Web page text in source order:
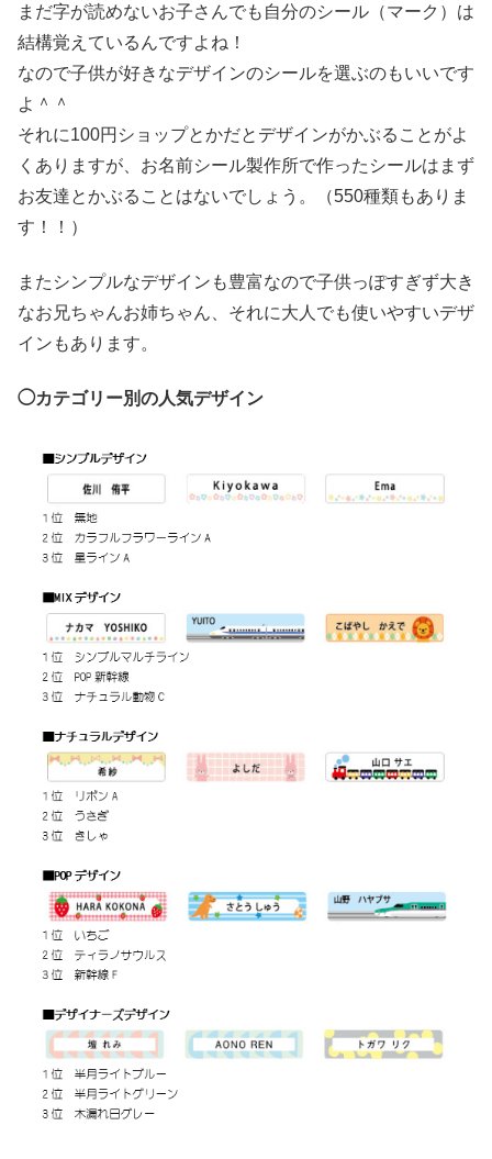
まだ字が読めないお子さんでも自分のシール（マーク）は
結構覚えているんですよね！
なので子供が好きなデザインのシールを選ぶのもいいです
よ＾＾
それに100円ショップとかだとデザインがかぶることがよ
くありますが、お名前シール製作所で作ったシールはまず
お友達とかぶることはないでしょう。（550種類もありま
す！！）
またシンプルなデザインも豊富なので子供っぽすぎず大き
なお兄ちゃんお姉ちゃん、それに大人でも使いやすいデザ
インもあります。
◯カテゴリー別の人気デザイン